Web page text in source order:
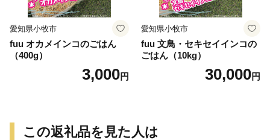
愛知県小牧市
fuu オカメインコのごはん
（400g）
3,000円
愛知県小牧市
fuu 文鳥・セキセイインコの
ごはん（10kg）
30,000円
この返礼品を見た人は